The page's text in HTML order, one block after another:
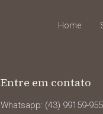
Home
Entre em contato
Whatsapp: (43) 99159-